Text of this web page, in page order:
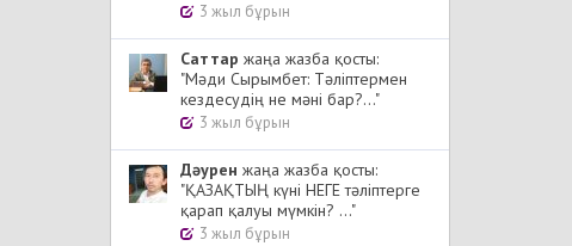
3 жыл бұрын
Cаттар жаңа жазба қосты:
"Мәди Сырымбет: Тәліптермен
кездесудің не мәні бар?..."
3 жыл бұрын
Дәурен жаңа жазба қосты:
"ҚАЗАҚТЫҢ күні НЕГЕ тәліптерге
қарап қалуы мүмкін? ..."
3 жыл бұрын